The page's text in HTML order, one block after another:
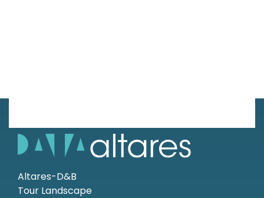
Altares-D&B
Tour Landscape